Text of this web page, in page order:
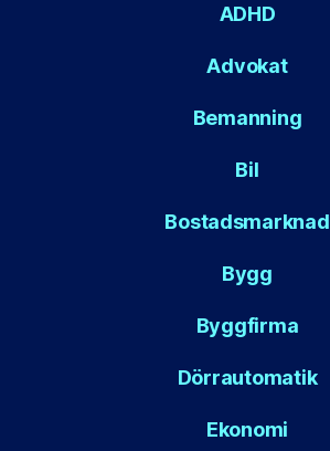
ADHD
Advokat
Bemanning
Bil
Bostadsmarknad
Bygg
Byggfirma
Dörrautomatik
Ekonomi